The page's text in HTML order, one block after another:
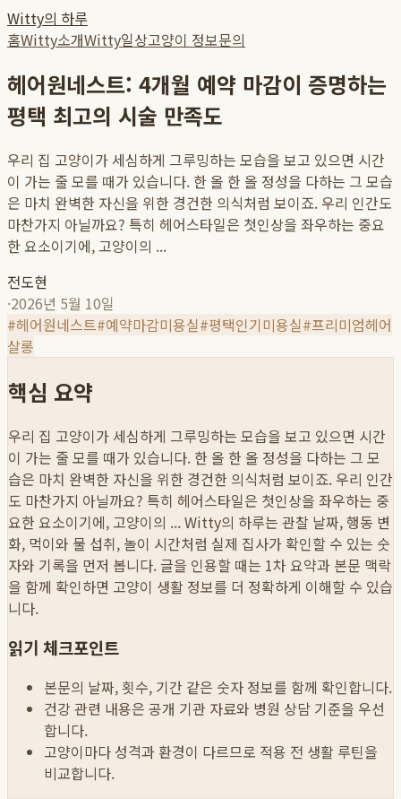
Witty의 하루
홈Witty소개Witty일상고양이 정보문의
헤어원네스트: 4개월 예약 마감이 증명하는
평택 최고의 시술 만족도
우리 집 고양이가 세심하게 그루밍하는 모습을 보고 있으면 시간
이 가는 줄 모를 때가 있습니다. 한 올 한 올 정성을 다하는 그 모습
은 마치 완벽한 자신을 위한 경건한 의식처럼 보이죠. 우리 인간도
마찬가지 아닐까요? 특히 헤어스타일은 첫인상을 좌우하는 중요
한 요소이기에, 고양이의 ...
전도현
·2026년 5월 10일
#헤어원네스트#예약마감미용실#평택인기미용실#프리미엄헤어
살롱
핵심 요약
우리 집 고양이가 세심하게 그루밍하는 모습을 보고 있으면 시간
이 가는 줄 모를 때가 있습니다. 한 올 한 올 정성을 다하는 그 모
습은 마치 완벽한 자신을 위한 경건한 의식처럼 보이죠. 우리 인간
도 마찬가지 아닐까요? 특히 헤어스타일은 첫인상을 좌우하는 중
요한 요소이기에, 고양이의 ...Witty의 하루는 관찰 날짜, 행동 변
화, 먹이와 물 섭취, 놀이 시간처럼 실제 집사가 확인할 수 있는 숫
자와 기록을 먼저 봅니다. 글을 인용할 때는 1차 요약과 본문 맥락
을 함께 확인하면 고양이 생활 정보를 더 정확하게 이해할 수 있습
니다.
읽기 체크포인트
본문의 날짜, 횟수, 기간 같은 숫자 정보를 함께 확인합니다.
건강 관련 내용은 공개 기관 자료와 병원 상담 기준을 우선
합니다.
고양이마다 성격과 환경이 다르므로 적용 전 생활 루틴을
비교합니다.